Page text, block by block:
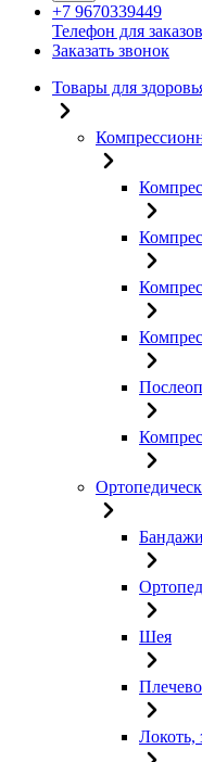
+7 9670339449
Телефон для
Заказать звонок
Товары для
Шея
Локоть,